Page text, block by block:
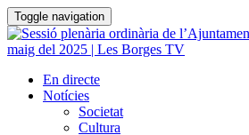
Toggle navigation
En directe
Notícies
Societat
Cultura